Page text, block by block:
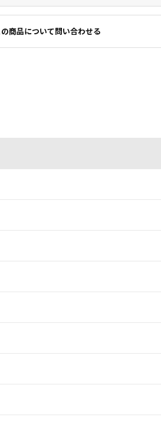
の商品について問い合わせる